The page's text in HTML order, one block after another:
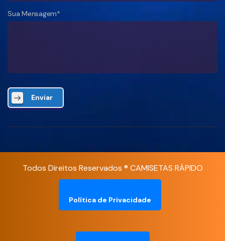
Sua Mensagem*
Enviar
Todos Direitos Reservados ® CAMISETAS RÁPIDO
Política de Privacidade